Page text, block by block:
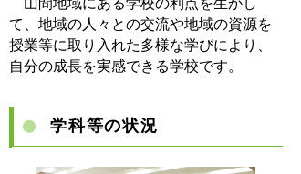
山間地域にある学校の利点を生かし
て、地域の人々との交流や地域の資源を
授業等に取り入れた多様な学びにより、
自分の成長を実感できる学校です。
学科等の状況